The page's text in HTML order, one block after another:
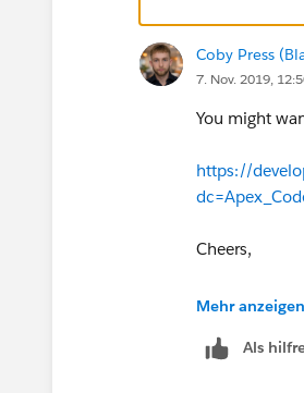
Coby Press
7. Nov. 2019,
You might
https://
Cheers,
Cobes
Mehr anzeigen
Als